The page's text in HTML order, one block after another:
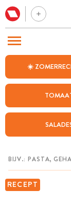
☀️
RECEPT
BEZOEK ONZE
WEEKMENU
CHAT MET MAIA
MIJN BEWAARDE